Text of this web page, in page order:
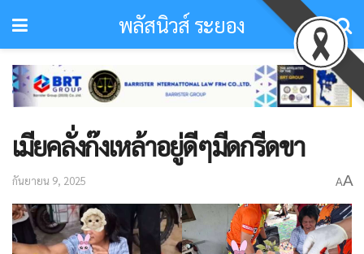
พลัสนิวส์ ระยอง
เมียคลั่งก๊งเหล้าอยู่ดีๆมีดกรีดขา
กันยายน 9, 2025 AA